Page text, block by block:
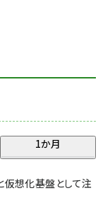
1か月
仮想化基盤として注